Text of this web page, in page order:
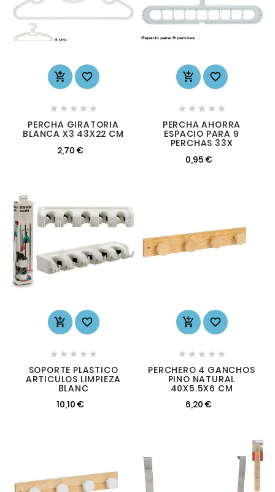
 
    
PERCHA GIRATORIA
BLANCA X3 43X22 CM
2,70 €
 
    
PERCHA AHORRA
ESPACIO PARA 9
PERCHAS 33X
0,95 €
 
    
SOPORTE PLASTICO
ARTICULOS LIMPIEZA
BLANC
10,10 €
 
    
PERCHERO 4 GANCHOS
PINO NATURAL
40X5.5X6 CM
6,20 €